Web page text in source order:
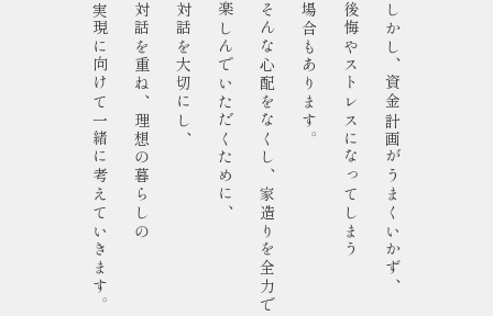
しかし、資金計画がうまくいかず、
後悔やストレスになってしまう
場合もあります。
そんな心配をなくし、家造りを全力で
楽しんでいただくために、
対話を大切にし、
対話を重ね、理想の暮らしの
実現に向けて一緒に考えていきます。